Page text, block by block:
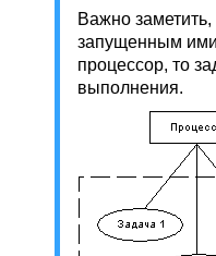
Важно
запущенным ими
процессор, то
выполнения.